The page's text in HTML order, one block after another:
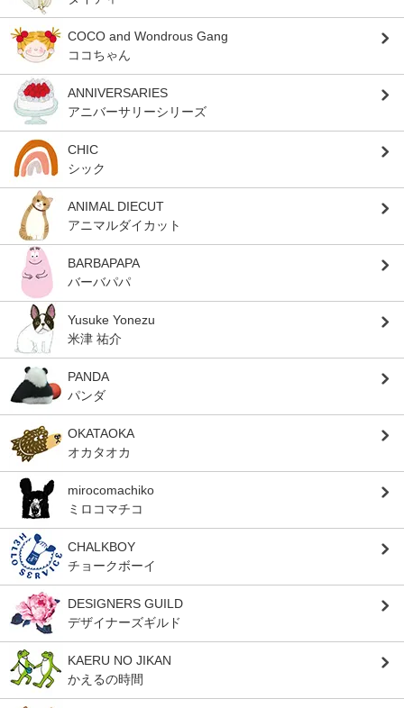
COCO and Wondrous Gang
ココちゃん
ANNIVERSARIES
アニバーサリーシリーズ
CHIC
シック
ANIMAL DIECUT
アニマルダイカット
BARBAPAPA
バーバパパ
Yusuke Yonezu
米津 祐介
PANDA
パンダ
OKATAOKA
オカタオカ
mirocomachiko
ミロコマチコ
CHALKBOY
チョークボーイ
DESIGNERS GUILD
デザイナーズギルド
KAERU NO JIKAN
かえるの時間